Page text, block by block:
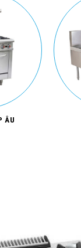
ÂU